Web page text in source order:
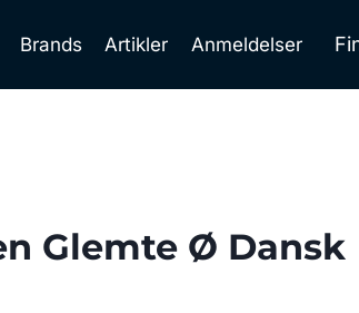
Brands Artikler Anmeldelser
Glemte Ø Dansk